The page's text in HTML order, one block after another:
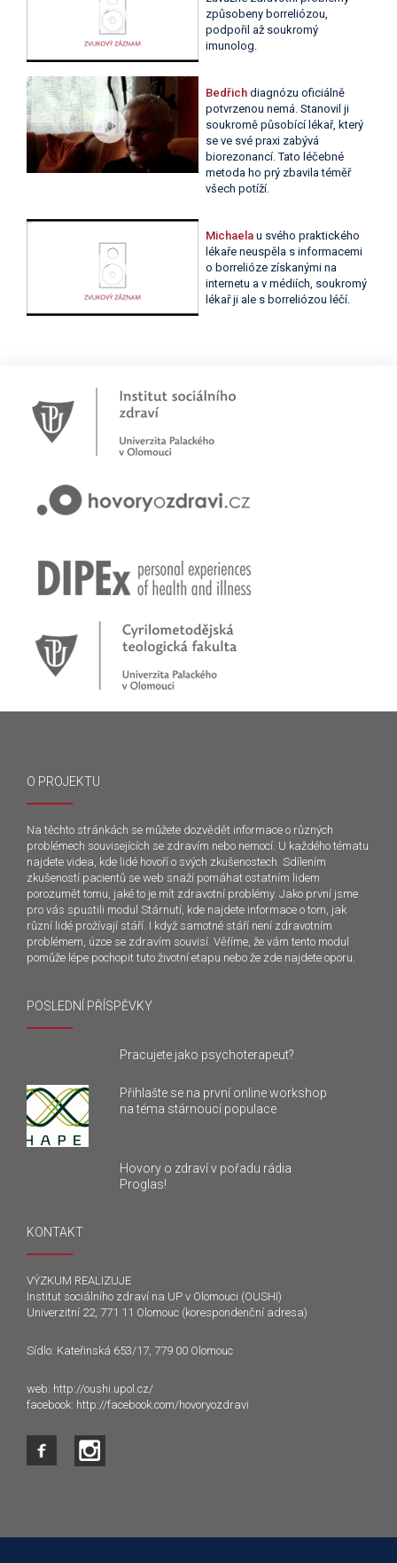
způsobeny borreliózou,
podpořil až soukromý
imunolog.
Bedřich diagnózu oficiálně
potvrzenou nemá. Stanovil ji
soukromě působící lékař, který
se ve své praxi zabývá
biorezonancí. Tato léčebné
metoda ho prý zbavila téměř
všech potíží.
Michaela u svého praktického
lékaře neuspěla s informacemi
o borrelióze získanými na
internetu a v médiích, soukromý
lékař ji ale s borreliózou léčí.
O PROJEKTU
Na těchto stránkách se můžete dozvědět informace o různých
problémech souvisejících se zdravím nebo nemocí. U každého tématu
najdete videa, kde lidé hovoří o svých zkušenostech. Sdílením
zkušeností pacientů se web snaží pomáhat ostatním lidem
porozumět tomu, jaké to je mít zdravotní problémy. Jako první jsme
pro vás spustili modul Stárnutí, kde najdete informace o tom, jak
různí lidé prožívají stáří. I když samotné stáří není zdravotním
problémem, úzce se zdravím souvisí. Věříme, že vám tento modul
pomůže lépe pochopit tuto životní etapu nebo že zde najdete oporu.
POSLEDNÍ PŘÍSPĚVKY
Pracujete jako psychoterapeut?
Přihlašte se na první online workshop
na téma stárnoucí populace
Hovory o zdraví v pořadu rádia
Proglas!
KONTAKT
VÝZKUM REALIZUJE
Institut sociálního zdraví na UP v Olomouci (OUSHI)
Univerzitní 22, 771 11 Olomouc (korespondenční adresa)
Sídlo: Kateřinská 653/17, 779 00 Olomouc
web: http://oushi.upol.cz/
facebook: http://facebook.com/hovoryozdravi